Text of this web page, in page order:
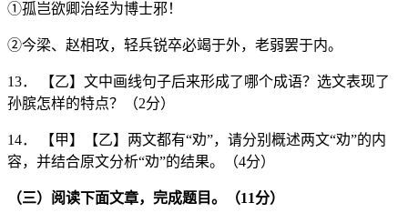
①孤岂欲卿治经为博士邪！
②今梁、赵相攻，轻兵锐卒必竭于外，老弱罢于内。
13． 【乙】文中画线句子后来形成了哪个成语？选文表现了
孙膑怎样的特点？（2分）
14． 【甲】【乙】两文都有“劝”，请分别概述两文“劝”的内
容，并结合原文分析“劝”的结果。（4分）
（三）阅读下面文章，完成题目。（11分）